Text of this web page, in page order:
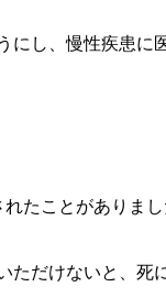
にし、慢性疾患
たことがありまし
だけないと、死